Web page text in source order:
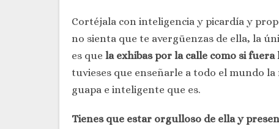
Cortéjala con inteligencia y picardía y
no sienta que te avergüenzas de ella, la
es que la exhibas por la calle como si
tuvieses que enseñarle a todo el mundo
guapa e inteligente que es.
Tienes que estar orgulloso de ella y